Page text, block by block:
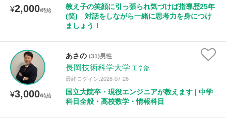
¥2,000/時給
教え子の笑顔に引っ張られ気づけば指導歴25年
(笑) 対話をしながら一緒に思考力を身につけ
ましょう！
¥3,000/時給
あさの (31)男性
長岡技術科学大学 工学部
最終ログイン:2026-07-26
国立大院卒・現役エンジニアが教えます | 中学
科目全般・高校数学・情報科目
距離：15km以内
年齢：18-101歳
性別